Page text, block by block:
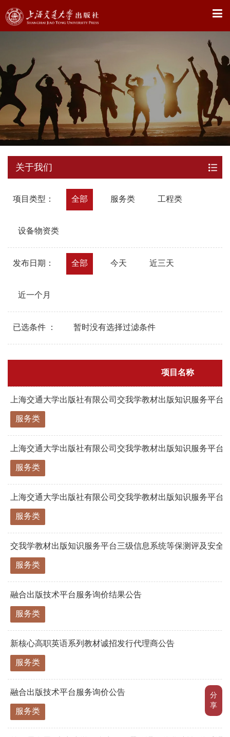
X
分
享
关于我们
项目类型： 全部 服务类 工程类
设备物资类
发布日期： 全部 今天 近三天
近一个月
已选条件 ： 暂时没有选择过滤条件
项目名称
上海交通大学出版社有限公司交我学教材出版知识服务平台
服务类
上海交通大学出版社有限公司交我学教材出版知识服务平台
服务类
上海交通大学出版社有限公司交我学教材出版知识服务平台
服务类
交我学教材出版知识服务平台三级信息系统等保测评及安全
服务类
融合出版技术平台服务询价结果公告
服务类
新核心高职英语系列教材诚招发行代理商公告
服务类
融合出版技术平台服务询价公告
服务类